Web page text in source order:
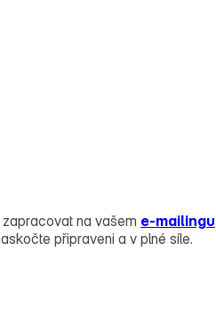
na vašem e‑mailingu
připraveni a v plné síle.